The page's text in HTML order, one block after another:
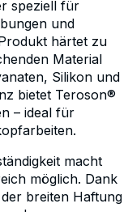
speziell für
und
härtet zu
Material
Silikon und
bietet Teroson®
– ideal für
macht
möglich. Dank
breiten Haftung